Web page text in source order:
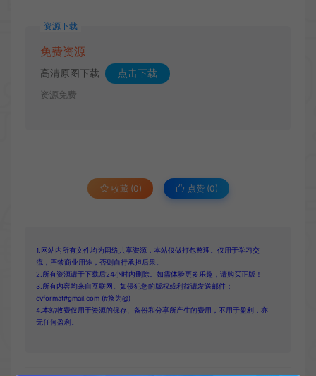
资源下载
免费资源
高清原图下载 点击下载
资源免费
收藏 (0) 点赞 (0)
1.网站内所有文件均为网络共享资源，本站仅做打包整理。仅用于学习交
流，严禁商业用途，否则自行承担后果。
2.所有资源请于下载后24小时内删除。如需体验更多乐趣，请购买正版！
3.所有内容均来自互联网。如侵犯您的版权或利益请发送邮件：
cvformat#gmail.com (#换为@)
4.本站收费仅用于资源的保存、备份和分享所产生的费用，不用于盈利，亦
无任何盈利。